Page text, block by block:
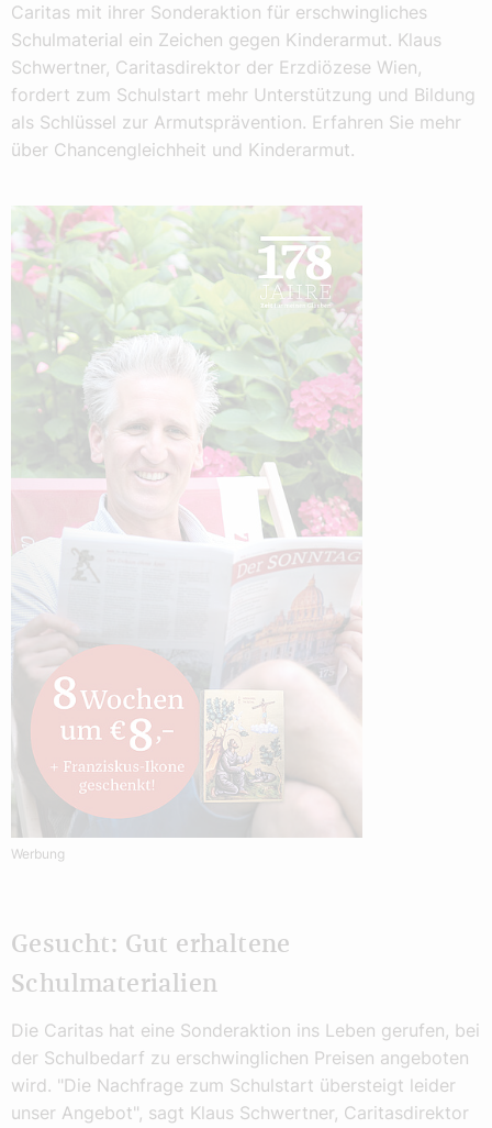
Caritas mit ihrer Sonderaktion für erschwingliches
Schulmaterial ein Zeichen gegen Kinderarmut. Klaus
Schwertner, Caritasdirektor der Erzdiözese Wien,
fordert zum Schulstart mehr Unterstützung und Bildung
als Schlüssel zur Armutsprävention. Erfahren Sie mehr
über Chancengleichheit und Kinderarmut.
Werbung
Gesucht: Gut erhaltene
Schulmaterialien
Die Caritas hat eine Sonderaktion ins Leben gerufen, bei
der Schulbedarf zu erschwinglichen Preisen angeboten
wird. "Die Nachfrage zum Schulstart übersteigt leider
unser Angebot", sagt Klaus Schwertner, Caritasdirektor